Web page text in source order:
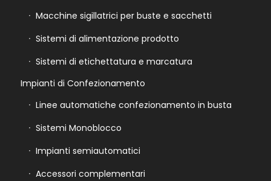
Macchine sigillatrici per buste e sacchetti
Sistemi di alimentazione prodotto
Sistemi di etichettatura e marcatura
Impianti di Confezionamento
Linee automatiche confezionamento in busta
Sistemi Monoblocco
Impianti semiautomatici
Accessori complementari